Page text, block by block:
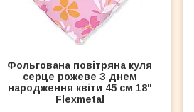
Фольгована повітряна куля
серце рожеве З днем
народження квіти 45 см 18"
Flexmetal